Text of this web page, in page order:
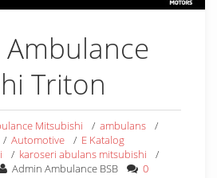
Triton
Mitsubishi / ambulans
/
/ Automotive / E Katalog
/ karoseri abulans mitsubishi
/
Admin Ambulance BSB 0